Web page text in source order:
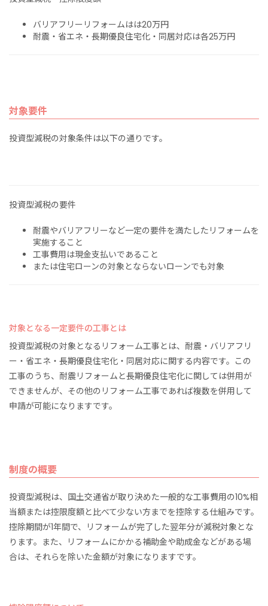
バリアフリーリフォームはは20万円
耐震・省エネ・長期優良住宅化・同居対応は各25万円
対象要件
投資型減税の対象条件は以下の通りです。
投資型減税の要件
耐震やバリアフリーなど一定の要件を満たしたリフォームを
実施すること
工事費用は現金支払いであること
または住宅ローンの対象とならないローンでも対象
対象となる一定要件の工事とは
投資型減税の対象となるリフォーム工事とは、耐震・バリアフリ
ー・省エネ・長期優良住宅化・同居対応に関する内容です。この
工事のうち、耐震リフォームと長期優良住宅化に関しては併用が
できませんが、その他のリフォーム工事であれば複数を併用して
申請が可能になりますです。
制度の概要
投資型減税は、国土交通省が取り決めた一般的な工事費用の10%相
当額または控限度額と比べて少ない方までを控除する仕組みです。
控除期間が1年間で、リフォームが完了した翌年分が減税対象とな
ります。また、リフォームにかかる補助金や助成金などがある場
合は、それらを除いた金額が対象になりますです。